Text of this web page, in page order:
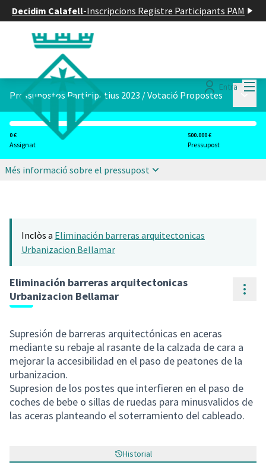
Decidim Calafell-Inscripcions Registre Participants PAM
Entra
Pressupostos Participatius 2023 /Votació Propostes
0 €
Assignat
500.000 €
Pressupost
Més informació sobre el pressupost
Inclòs a Eliminación barreras arquitectonicas
Urbanizacion Bellamar
Eliminación barreras arquitectonicas
Urbanizacion Bellamar
Supresión de barreras arquitectónicas en aceras
mediante su rebaje al rasante de la calzada de cara a
mejorar la accesibilidad en el paso de peatones de la
urbanizacion.
Supresion de los postes que interfieren en el paso de
coches de bebe o sillas de ruedas para minusvalidos de
las aceras planteando el soterramiento del cableado.
Historial